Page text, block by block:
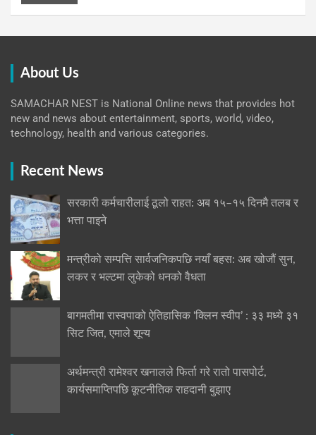
About Us
SAMACHAR NEST is National Online news that provides hot
new and news about entertainment, sports, world, video,
technology, health and various categories.
Recent News
सरकारी कर्मचारीलाई ठूलो राहत: अब १५–१५ दिनमै तलब र
भत्ता पाइने
मन्त्रीको सम्पत्ति सार्वजनिकपछि नयाँ बहस: अब खोजौं सुन,
लकर र भल्टमा लुकेको धनको वैधता
बागमतीमा रास्वपाको ऐतिहासिक ‘क्लिन स्वीप’ : ३३ मध्ये ३१
सिट जित, एमाले शून्य
अर्थमन्त्री रामेश्वर खनालले फिर्ता गरे रातो पासपोर्ट,
कार्यसमाप्तिपछि कूटनीतिक राहदानी बुझाए